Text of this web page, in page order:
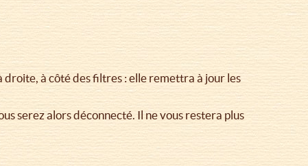
droite, à côté des filtres : elle remettra à jour les
serez alors déconnecté. Il ne vous restera plus